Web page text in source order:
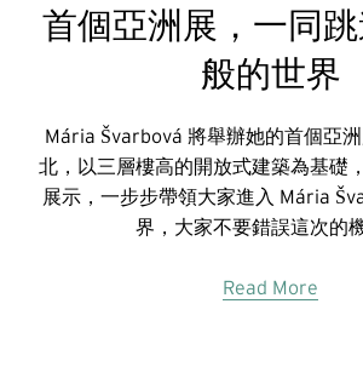
首個亞洲展，一同
般的世界
Mária Švarbová 將舉辦她的首個亞
北，以三層樓高的開放式建築為基礎
展示，一步步帶領大家進入 Mária
界，大家不要錯誤這次的
Read More